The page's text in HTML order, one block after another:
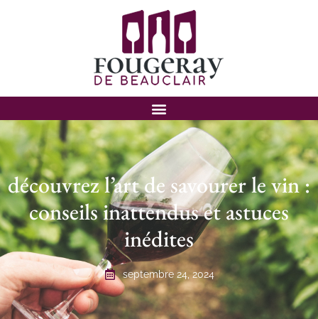
découvrez l’art de savourer le vin :
conseils inattendus et astuces
inédites
septembre 24, 2024